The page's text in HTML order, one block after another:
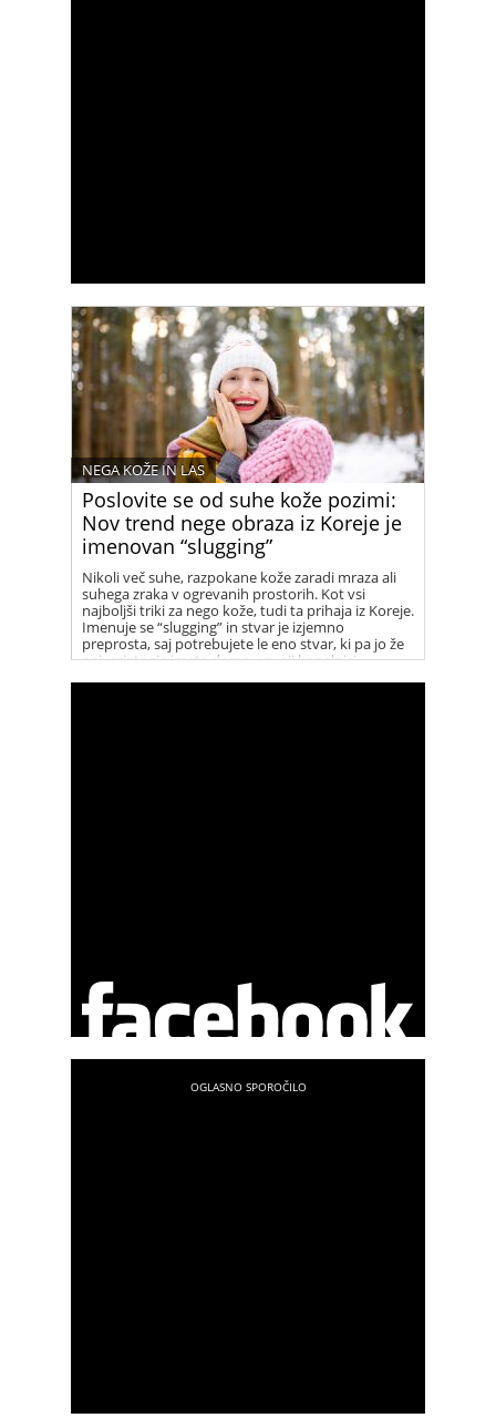
Poslovite se od suhe kože pozimi:
Nov trend nege obraza iz Koreje je
imenovan “slugging”
NEGA KOŽE IN LAS
Nikoli več suhe, razpokane kože zaradi mraza ali
suhega zraka v ogrevanih prostorih. Kot vsi
najboljši triki za nego kože, tudi ta prihaja iz Koreje.
Imenuje se “slugging” in stvar je izjemno
preprosta, saj potrebujete le eno stvar, ki pa jo že
najverjetneje imate doma v svoji kopalnici.